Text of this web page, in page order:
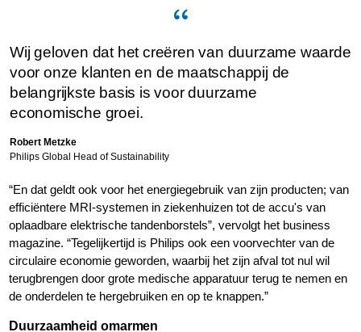
Wij geloven dat het creëren van duurzame waarde
voor onze klanten en de maatschappij de
belangrijkste basis is voor duurzame
economische groei.
Robert Metzke
Philips Global Head of Sustainability
“En dat geldt ook voor het energiegebruik van zijn producten; van
efficiëntere MRI-systemen in ziekenhuizen tot de accu's van
oplaadbare elektrische tandenborstels”, vervolgt het business
magazine. “Tegelijkertijd is Philips ook een voorvechter van de
circulaire economie geworden, waarbij het zijn afval tot nul wil
terugbrengen door grote medische apparatuur terug te nemen en
de onderdelen te hergebruiken en op te knappen.”
Duurzaamheid omarmen